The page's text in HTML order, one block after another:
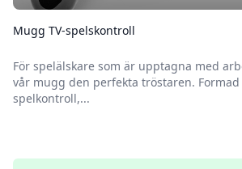
Mugg TV-spelskontroll
För spelälskare som är upptagna med
vår mugg den perfekta tröstaren. Formad
spelkontroll,...